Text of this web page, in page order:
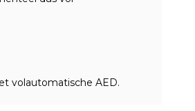
volautomatische AED.